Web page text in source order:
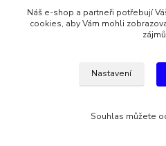
kladno@zirafa-stavebniny.cz
Náš e-shop a partneři potřebují
cookies, aby Vám mohli
Nastavení
Souhlas můžete